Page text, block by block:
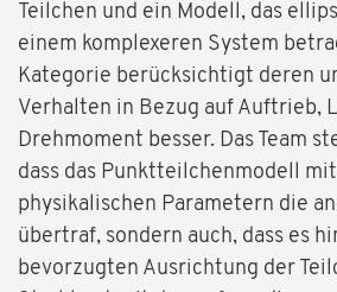
Teilchen und ein Modell, das
einem komplexeren System
Kategorie berücksichtigt deren
Verhalten in Bezug auf Auftrieb,
Drehmoment besser. Das Team
dass das Punktteilchenmodell
physikalischen Parametern die
übertraf, sondern auch, dass es
bevorzugten Ausrichtung der